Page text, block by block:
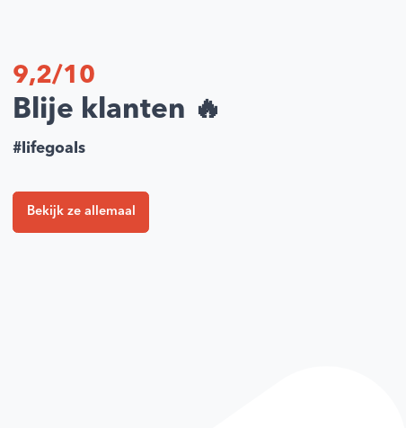
9,2/10
Blije klanten 🔥
#lifegoals
Bekijk ze allemaal